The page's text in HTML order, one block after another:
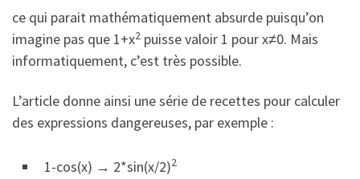
ce qui parait mathématiquement absurde puisqu’on
imagine pas que 1+x2 puisse valoir 1 pour x≠0. Mais
informatiquement, c’est très possible.
L’article donne ainsi une série de recettes pour calculer
des expressions dangereuses, par exemple :
1-cos(x) → 2*sin(x/2)2